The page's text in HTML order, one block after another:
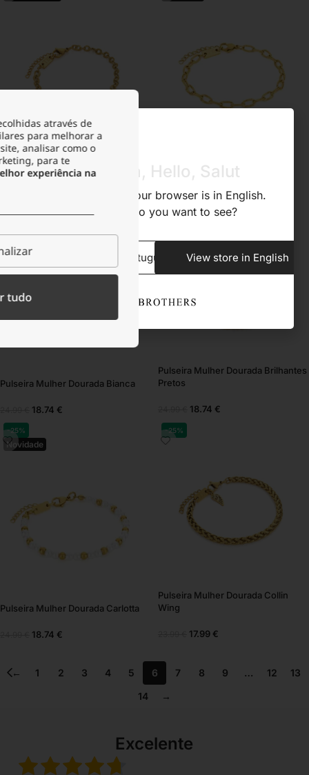
Pulseira Mulher Dourada Anabelle
Pulseira Mulher Dourada Bianca
18.74 €
Pulseira Mulher Dourada Brilhantes
Pretos
18.74 €
-25%
Novidade
Pulseira Mulher Dourada Carlotta
18.74 €
-25%
Pulseira Mulher Dourada Collin
Wing
17.99 €
← 1 2 3 4 5 6 7 8 9 … 12
13
14
→
Excelente
através de
para melhorar a
analisar como o
para te
experiência na
tudo
Olá, Hola, Hello, Salut
We noticed that your browser is in English.
What store do you want to see?
View store in Portuguese View store in English